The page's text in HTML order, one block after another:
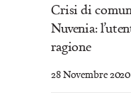
Crisi di
Nuvenia:
ragione
28 Novembre 2020